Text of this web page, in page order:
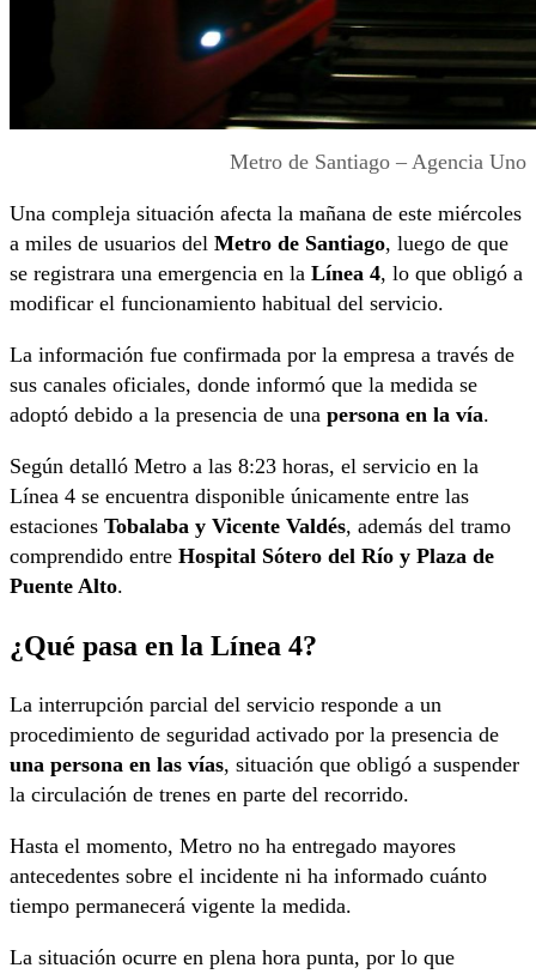
Metro de Santiago – Agencia Uno
Una compleja situación afecta la mañana de este miércoles
a miles de usuarios del Metro de Santiago, luego de que
se registrara una emergencia en la Línea 4, lo que obligó a
modificar el funcionamiento habitual del servicio.
La información fue confirmada por la empresa a través de
sus canales oficiales, donde informó que la medida se
adoptó debido a la presencia de una persona en la vía.
Según detalló Metro a las 8:23 horas, el servicio en la
Línea 4 se encuentra disponible únicamente entre las
estaciones Tobalaba y Vicente Valdés, además del tramo
comprendido entre Hospital Sótero del Río y Plaza de
Puente Alto.
¿Qué pasa en la Línea 4?
La interrupción parcial del servicio responde a un
procedimiento de seguridad activado por la presencia de
una persona en las vías, situación que obligó a suspender
la circulación de trenes en parte del recorrido.
Hasta el momento, Metro no ha entregado mayores
antecedentes sobre el incidente ni ha informado cuánto
tiempo permanecerá vigente la medida.
La situación ocurre en plena hora punta, por lo que